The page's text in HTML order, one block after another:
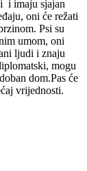
i imaju sjajan
oni će režati
Psi su
umom, oni
ljudi i znaju
mogu
dom.Pas će
vrijednosti.